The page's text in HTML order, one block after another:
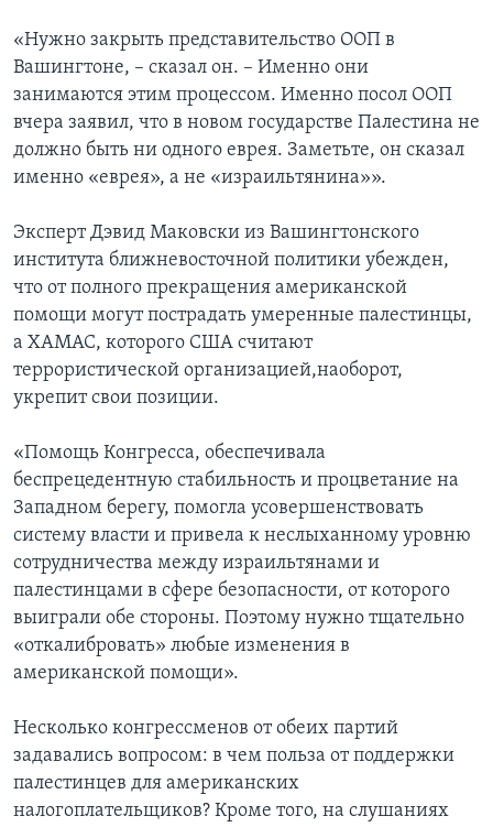
«Нужно закрыть представительство ООП в
Вашингтоне, – сказал он. – Именно они
занимаются этим процессом. Именно посол ООП
вчера заявил, что в новом государстве Палестина не
должно быть ни одного еврея. Заметьте, он сказал
именно «еврея», а не «израильтянина»».
Эксперт Дэвид Маковски из Вашингтонского
института ближневосточной политики убежден,
что от полного прекращения американской
помощи могут пострадать умеренные палестинцы,
а ХАМАС, которого США считают
террористической организацией,наоборот,
укрепит свои позиции.
«Помощь Конгресса, обеспечивала
беспрецедентную стабильность и процветание на
Западном берегу, помогла усовершенствовать
систему власти и привела к неслыханному уровню
сотрудничества между израильтянами и
палестинцами в сфере безопасности, от которого
выиграли обе стороны. Поэтому нужно тщательно
«откалибровать» любые изменения в
американской помощи».
Несколько конгрессменов от обеих партий
задавались вопросом: в чем польза от поддержки
палестинцев для американских
налогоплательщиков? Кроме того, на слушаниях